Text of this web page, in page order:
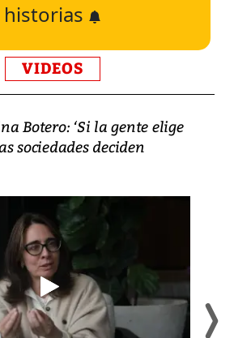
historias
VIDEOS
Botero: ‘Si la gente elige
sociedades deciden